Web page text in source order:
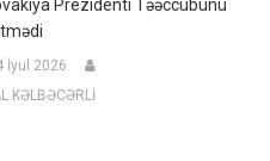
Prezidenti Təəccübünü
İyul 2026
KƏLBƏCƏRLİ